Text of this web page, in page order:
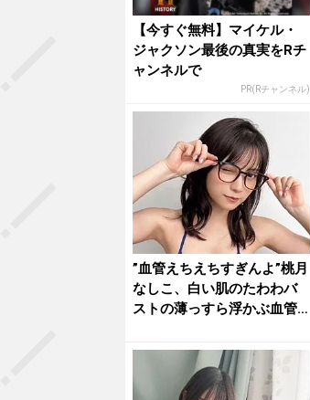
【今すぐ無料】マイケル・
ジャクソン最後の真実をRチ
ャンネルで
PR(Rチャンネル)
”血管えちえちすぎんよ”桃月
なしこ、白い肌のたわわバ
ストの薄っすら浮かぶ血管